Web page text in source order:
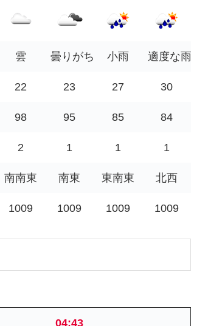
雲 曇りがち 小雨 適度な雨
22 23 27 30
98 95 85 84
2 1 1 1
南南東 南東 東南東 北西
1009 1009 1009 1009
04:43